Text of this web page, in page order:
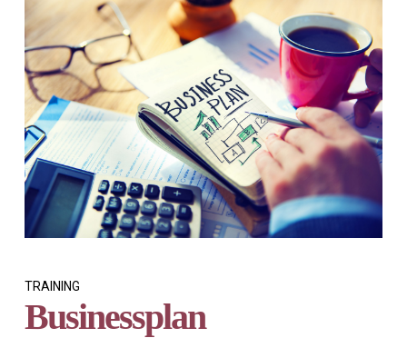
TRAINING
Businessplan